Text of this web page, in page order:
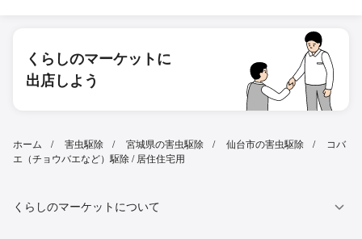
くらしのマーケットに
出店しよう
ホーム 害虫駆除 宮城県の害虫駆除 仙台市の害虫駆除
コバ
エ（チョウバエなど）駆除 / 居住住宅用
くらしのマーケットについて